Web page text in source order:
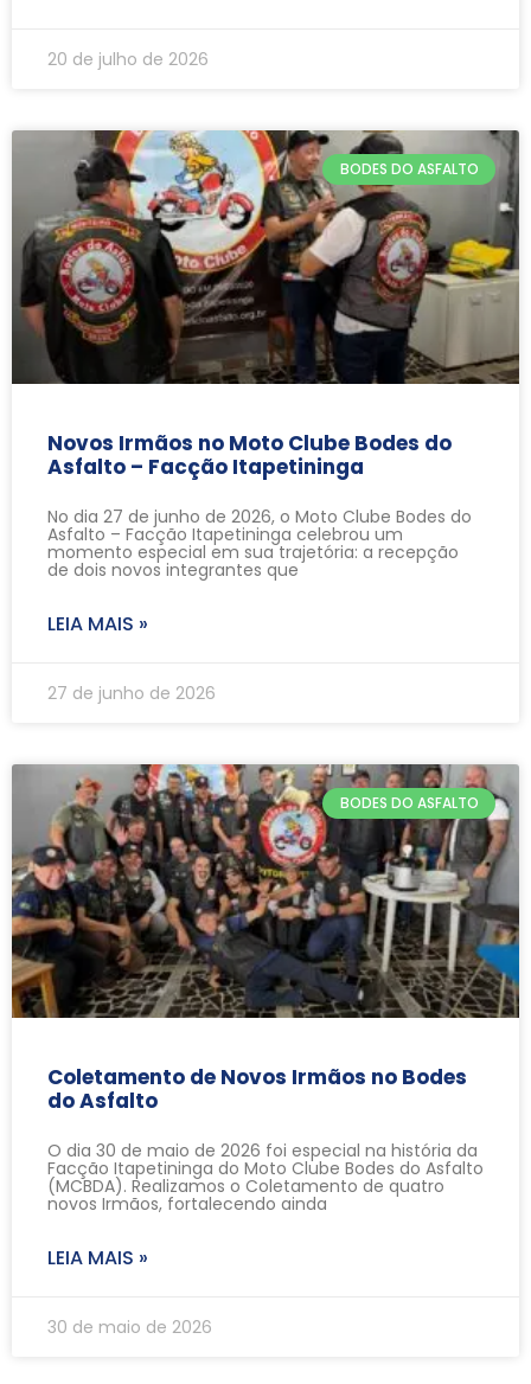
20 de julho de 2026
BODES DO ASFALTO
Novos Irmãos no Moto Clube Bodes do
Asfalto – Facção Itapetininga
No dia 27 de junho de 2026, o Moto Clube Bodes do
Asfalto – Facção Itapetininga celebrou um
momento especial em sua trajetória: a recepção
de dois novos integrantes que
LEIA MAIS »
27 de junho de 2026
BODES DO ASFALTO
Coletamento de Novos Irmãos no Bodes
do Asfalto
O dia 30 de maio de 2026 foi especial na história da
Facção Itapetininga do Moto Clube Bodes do Asfalto
(MCBDA). Realizamos o Coletamento de quatro
novos Irmãos, fortalecendo ainda
LEIA MAIS »
30 de maio de 2026